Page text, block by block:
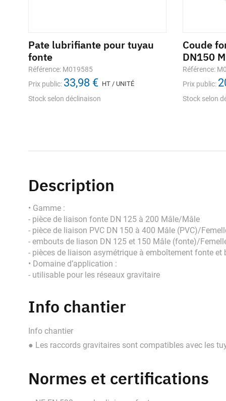
Pate lubrifiante pour tuyau
fonte
Référence: M019585
Prix public: 33,98 € HT / UNITÉ
Stock selon déclinaison
Coude
DN150
Référence:
Prix public:
Stock selon
Circomètre 13mm 3m
Référence: 665761
Prix public:27,16 €
stocks / disponibilité
En stock
Prix
Stock
Description
• Gamme :
- pièce de liaison fonte DN 125 à 200 Mâle/Mâle
- pièce de liaison PVC DN 150 à 400 Mâle (PVC)/
- embouts de liason DN 125 et 150 Mâle (fonte)/
- pièces de liaison asymétrique à emboîtement fonte et
• Domaine d’application :
- utilisable pour les réseaux gravitaire
Info chantier
Info chantier
● Les raccords gravitaires sont compatibles avec les
Normes et certifications